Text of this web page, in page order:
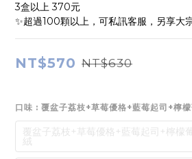
3盒以上 370元
✨超過100顆以上，可私訊客服，另享大
NT$570 NT$630
口味 : 覆盆子荔枝+草莓優格+藍莓起司+檸
覆盆子荔枝+草莓優格+藍莓起司+檸檬
絨